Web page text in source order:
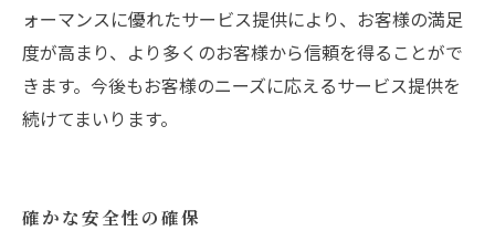
ォーマンスに優れたサービス提供により、お客様の満足
度が高まり、より多くのお客様から信頼を得ることがで
きます。今後もお客様のニーズに応えるサービス提供を
続けてまいります。
確かな安全性の確保